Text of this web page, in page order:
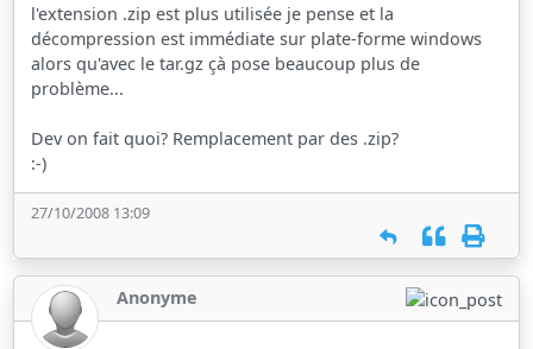
l'extension .zip est plus utilisée je pense et la
décompression est immédiate sur plate-forme windows
alors qu'avec le tar.gz çà pose beaucoup plus de
problème...
Dev on fait quoi? Remplacement par des .zip?
:-)
27/10/2008 13:09
Anonyme